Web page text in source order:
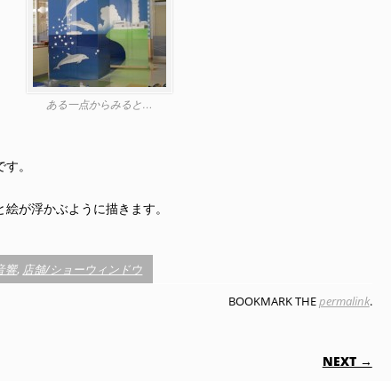
ある一点からみると…
。
が浮かぶように描きます。
響, 店舗/ショーウィンドウ
BOOKMARK THEpermalink.
NEXT →